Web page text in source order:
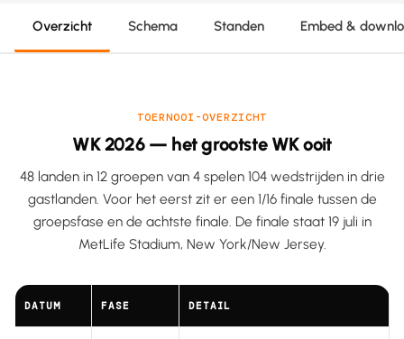
Overzicht Schema Standen Embed &
TOERNOOI-OVERZICHT
WK 2026 — het grootste WK ooit
48 landen in 12 groepen van 4 spelen 104 wedstrijden in drie
gastlanden. Voor het eerst zit er een 1/16 finale tussen de
groepsfase en de achtste finale. De finale staat 19 juli in
MetLife Stadium, New York/New Jersey.
DATUM FASE DETAIL